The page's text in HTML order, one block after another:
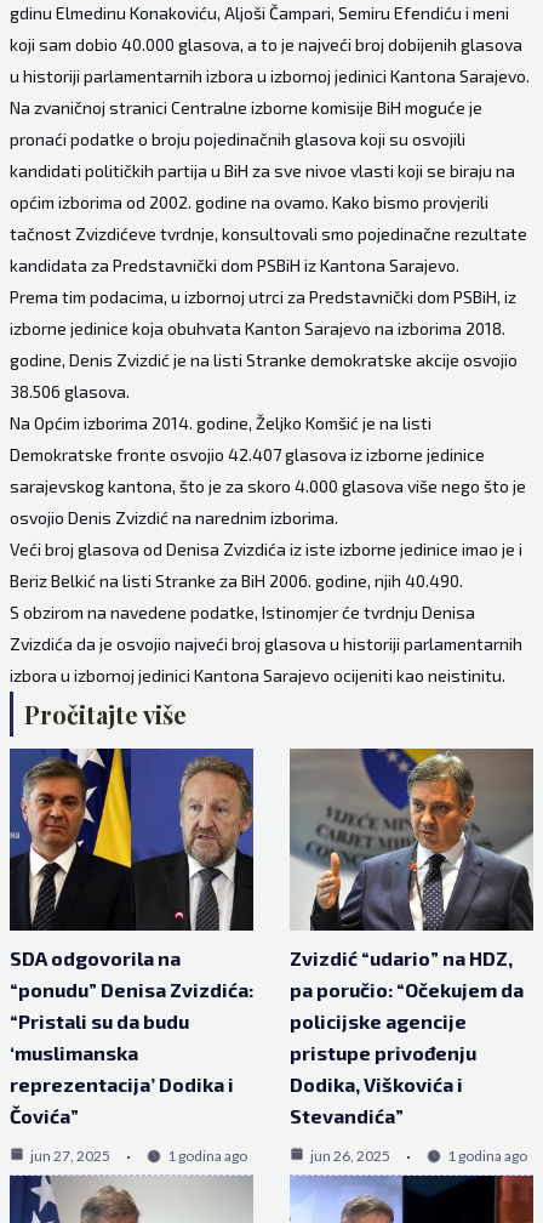
gdinu Elmedinu Konakoviću, Aljoši Čampari, Semiru Efendiću i meni
koji sam dobio 40.000 glasova, a to je najveći broj dobijenih glasova
u historiji parlamentarnih izbora u izbornoj jedinici Kantona Sarajevo.
Na zvaničnoj stranici Centralne izborne komisije BiH moguće je
pronaći podatke o broju pojedinačnih glasova koji su osvojili
kandidati političkih partija u BiH za sve nivoe vlasti koji se biraju na
općim izborima od 2002. godine na ovamo. Kako bismo provjerili
tačnost Zvizdićeve tvrdnje, konsultovali smo pojedinačne rezultate
kandidata za Predstavnički dom PSBiH iz Kantona Sarajevo.
Prema tim podacima, u izbornoj utrci za Predstavnički dom PSBiH, iz
izborne jedinice koja obuhvata Kanton Sarajevo na izborima 2018.
godine, Denis Zvizdić je na listi Stranke demokratske akcije osvojio
38.506 glasova.
Na Općim izborima 2014. godine, Željko Komšić je na listi
Demokratske fronte osvojio 42.407 glasova iz izborne jedinice
sarajevskog kantona, što je za skoro 4.000 glasova više nego što je
osvojio Denis Zvizdić na narednim izborima.
Veći broj glasova od Denisa Zvizdića iz iste izborne jedinice imao je i
Beriz Belkić na listi Stranke za BiH 2006. godine, njih 40.490.
S obzirom na navedene podatke, Istinomjerće tvrdnju Denisa
Zvizdića da je osvojio najveći broj glasova u historiji parlamentarnih
izbora u izbornoj jedinici Kantona Sarajevo ocijeniti kao neistinitu.
Pročitajte više
SDA odgovorila na
“ponudu” Denisa Zvizdića:
“Pristali su da budu
‘muslimanska
reprezentacija’ Dodika i
Čovića”
jun 27, 2025 1 godina ago
Zvizdić “udario” na HDZ,
pa poručio: “Očekujem da
policijske agencije
pristupe privođenju
Dodika, Viškovića i
Stevandića”
jun 26, 2025 1 godina ago